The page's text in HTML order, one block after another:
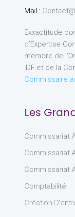
Mail :
Exxactitude
d’Expertise
membre de
IDF et de la
Commissaire
Les
Commissariat
Commissariat
Commissariat
Comptabilité
Création